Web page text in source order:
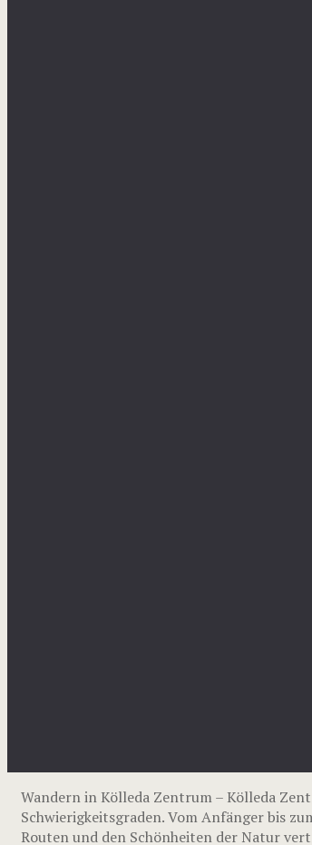
Wandern in Kölleda Zentrum – Kölleda
Schwierigkeitsgraden. Vom Anfänger bis
Routen und den Schönheiten der Natur